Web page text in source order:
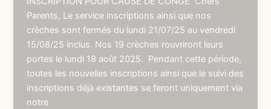
Parents, Le service inscriptions ainsi que nos
crèches sont fermés du lundi 21/07/25 au vendredi
15/08/25 inclus. Nos 19 crèches rouvriront leurs
portes le lundi 18 août 2025. Pendant cette période,
toutes les nouvelles inscriptions ainsi que le suivi des
inscriptions déjà existantes se feront uniquement via
notre